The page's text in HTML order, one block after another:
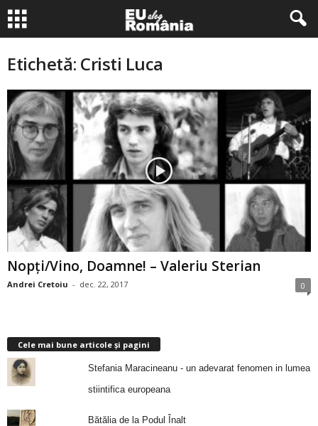
Etichetă: Cristi Luca
Nopţi/Vino, Doamne! – Valeriu Sterian
Andrei Cretoiu - dec. 22, 2017 0
Cele mai bune articole și pagini
Stefania Maracineanu - un adevarat fenomen in lumea
stiintifica europeana
Bătălia de la Podul Înalt